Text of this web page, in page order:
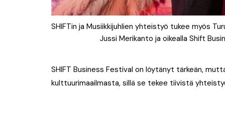
SHIFTin ja Musiikkijuhlien yhteistyö tukee myös
Jussi Merikanto ja oikealla Shift
SHIFT Business Festival on löytänyt tärkeän,
kulttuurimaailmasta, sillä se tekee tiivistä